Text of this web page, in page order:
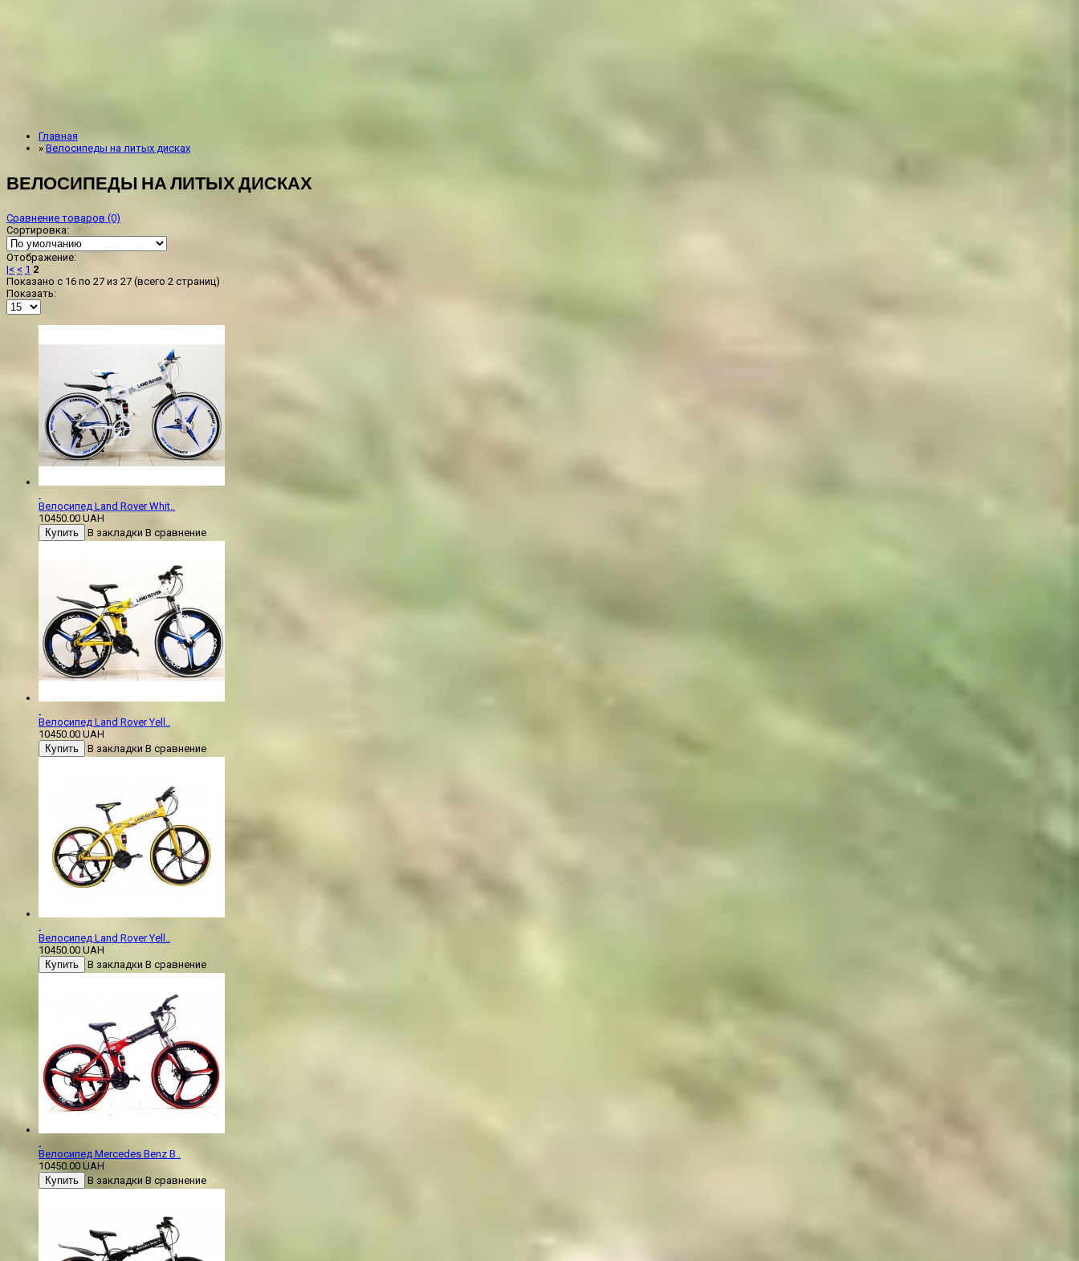
Главная
» Велосипеды на литых дисках
ВЕЛОСИПЕДЫ НА ЛИТЫХ ДИСКАХ
Сравнение товаров (0)
Сортировка:
Отображение:
|< < 1 2
Показано с 16 по 27 из 27 (всего 2 страниц)
Показать:
Велосипед Land Rover Whit..
10450.00 UAH
Купить
В закладки В сравнение
Велосипед Land Rover Yell..
10450.00 UAH
Купить
В закладки В сравнение
Велосипед Land Rover Yell..
10450.00 UAH
Купить
В закладки В сравнение
Велосипед Mercedes Benz B..
10450.00 UAH
Купить
В закладки В сравнение